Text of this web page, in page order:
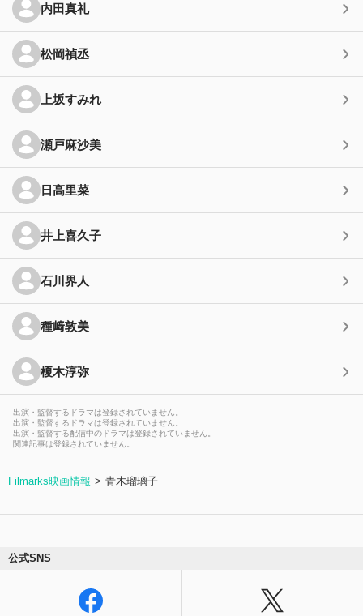
内田真礼
松岡禎丞
上坂すみれ
瀬戸麻沙美
日高里菜
井上喜久子
石川界人
種﨑敦美
榎木淳弥
出演・監督するドラマは登録されていません。
出演・監督するドラマは登録されていません。
出演・監督する配信中のドラマは登録されていません。
関連記事は登録されていません。
Filmarks映画情報 青木瑠璃子
公式SNS